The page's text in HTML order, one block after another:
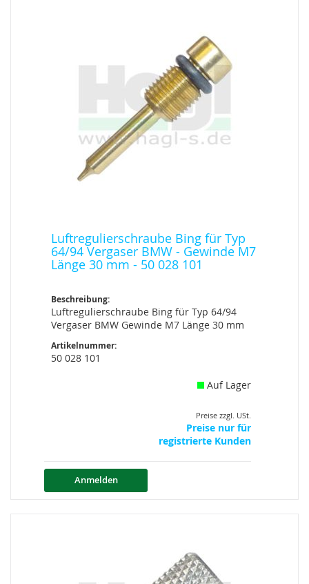
Luftregulierschraube Bing für Typ
64/94 Vergaser BMW - Gewinde M7
Länge 30 mm - 50 028 101
Beschreibung:
Luftregulierschraube Bing für Typ 64/94
Vergaser BMW Gewinde M7 Länge 30 mm
Artikelnummer:
50 028 101
Auf Lager
Preise zzgl. USt.
Preise nur für
registrierte Kunden
Anmelden